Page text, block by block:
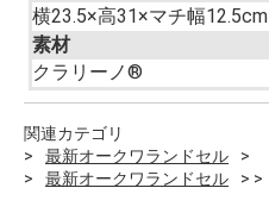
横23.5×高31×マチ幅12.5cm
素材
クラリーノ®
関連カテゴリ
最新オークワランドセル
最新オークワランドセル